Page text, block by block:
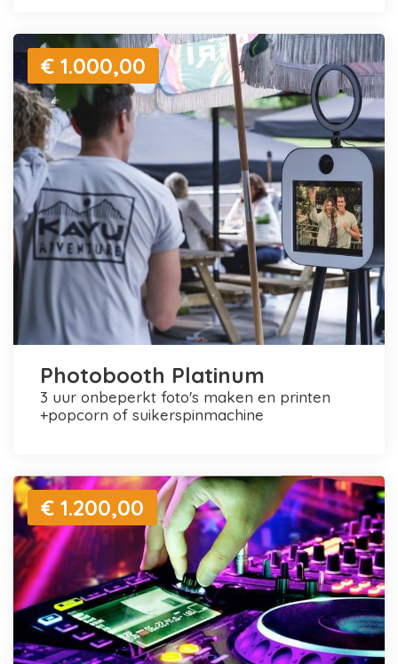
€ 1.000,00
Photobooth Platinum
3 uur onbeperkt foto's maken en printen
+popcorn of suikerspinmachine
€ 1.200,00